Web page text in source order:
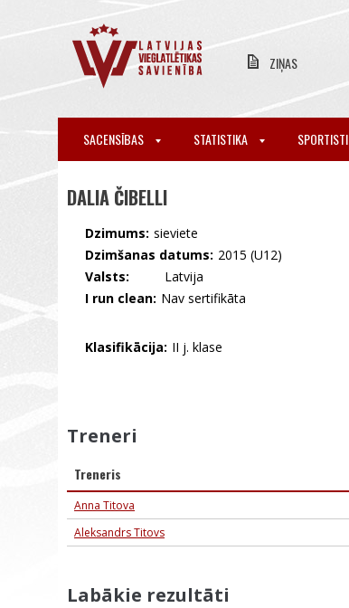
ZIŅAS
SACENSĪBAS STATISTIKA SPORTISTI
DALIA ČIBELLI
Dzimums: sieviete
Dzimšanas datums: 2015 (U12)
Valsts:
🇱🇻 Latvija
I run clean: Nav sertifikāta
Klasifikācija: II j. klase
Treneri
Treneris
Anna Titova
Aleksandrs Titovs
Labākie rezultāti